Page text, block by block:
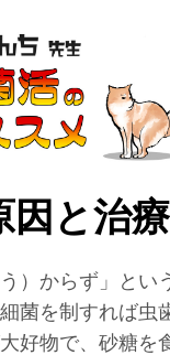
因と治療
）からず」と
菌を制すれば
好物で、砂糖